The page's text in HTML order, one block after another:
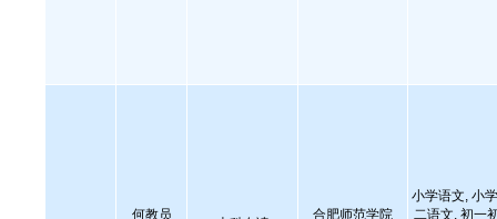
何教员 合肥师范学院
小学语文, 小
二语文, 初一